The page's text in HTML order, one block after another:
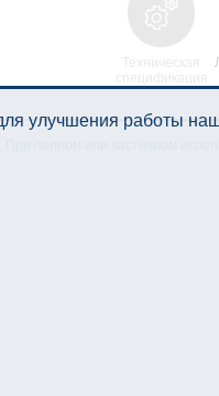
улучшения работы